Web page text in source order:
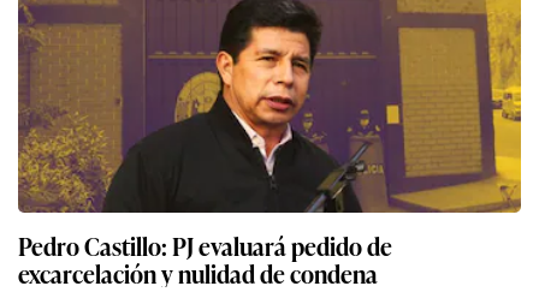
Pedro Castillo: PJ evaluará pedido de
excarcelación y nulidad de condena